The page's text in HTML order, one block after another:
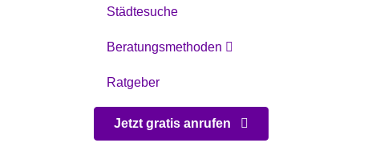
Städtesuche
Beratungsmethoden
Ratgeber
Jetzt gratis anrufen